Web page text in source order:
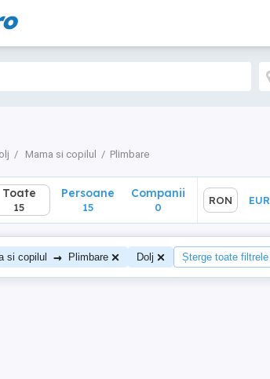
Mama si copilul Plimbare
15
Toate
15
Persoane
15
Companii
0
RON EUR
si copilul → Plimbare Dolj Șterge toate filtrele